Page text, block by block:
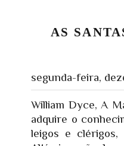
AS
segunda-feira,
William Dyce, A
adquire o
leigos e clérigos,